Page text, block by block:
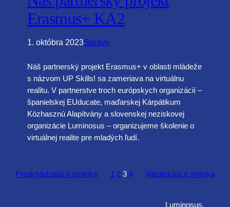
Erasmus+ KA2
1. októbra 2023Správy
Náš partnerský projekt Erasmus+ v oblasti mládeže
s názvom UP Skills! sa zameriava na virtuálnu
realitu. V partnerstve troch európskych organizácií –
španielskej EUducate, maďarskej Kárpátikum
Közhasznú Alapítvány a slovenskej neziskovej
organizácie Luminosus – organizujeme školenie o
virtuálnej realite pre mladých ľudí.
Predchádzajúca stránka 1 2 3 4 Nasledujúca stránka
Luminosus,